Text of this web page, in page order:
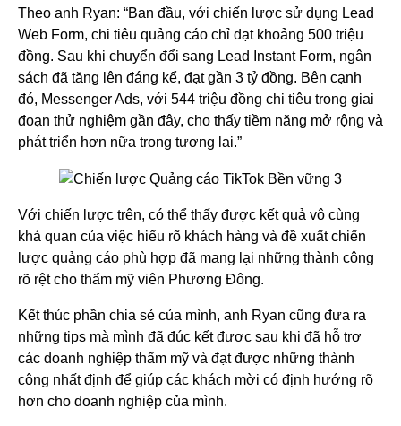
Theo anh Ryan: “Ban đầu, với chiến lược sử dụng Lead
Web Form, chi tiêu quảng cáo chỉ đạt khoảng 500 triệu
đồng. Sau khi chuyển đổi sang Lead Instant Form, ngân
sách đã tăng lên đáng kể, đạt gần 3 tỷ đồng. Bên cạnh
đó, Messenger Ads, với 544 triệu đồng chi tiêu trong giai
đoạn thử nghiệm gần đây, cho thấy tiềm năng mở rộng và
phát triển hơn nữa trong tương lai.”
Với chiến lược trên, có thể thấy được kết quả vô cùng
khả quan của việc hiểu rõ khách hàng và đề xuất chiến
lược quảng cáo phù hợp đã mang lại những thành công
rõ rệt cho thẩm mỹ viên Phương Đông.
Kết thúc phần chia sẻ của mình, anh Ryan cũng đưa ra
những tips mà mình đã đúc kết được sau khi đã hỗ trợ
các doanh nghiệp thẩm mỹ và đạt được những thành
công nhất định để giúp các khách mời có định hướng rõ
hơn cho doanh nghiệp của mình.